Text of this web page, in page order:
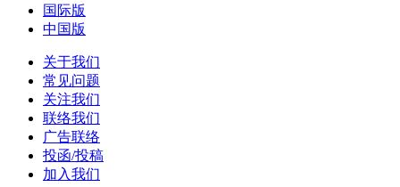
国际版
中国版
关于我们
常见问题
关注我们
联络我们
广告联络
投函/投稿
加入我们